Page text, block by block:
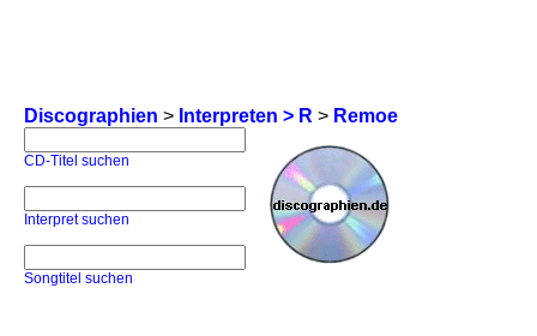
Discographien > Interpreten > R > Remoe
CD-Titel suchen
Interpret suchen
Songtitel suchen